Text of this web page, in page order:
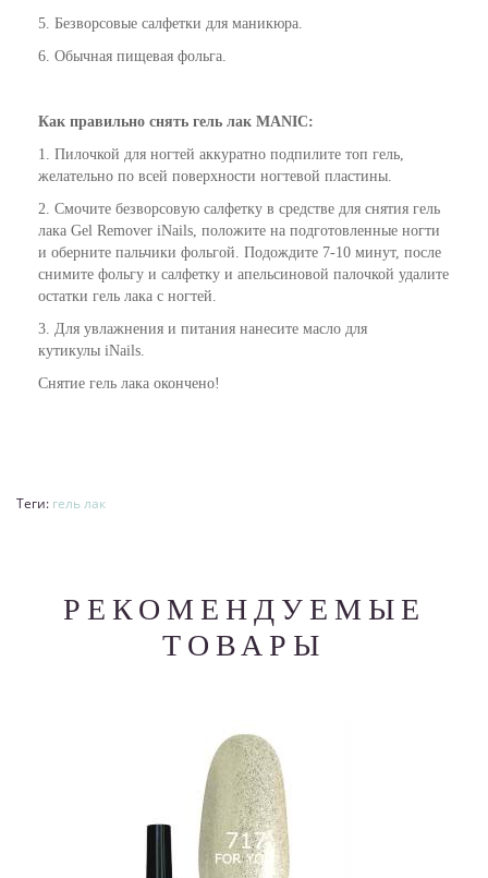
5. Безворсовые салфетки для маникюра.
6. Обычная пищевая фольга.
Как правильно снять гель лак MANIC:
1. Пилочкой для ногтей аккуратно подпилите топ гель,
желательно по всей поверхности ногтевой пластины.
2. Смочите безворсовую салфетку в средстве для снятия гель
лака Gel Remover iNails, положите на подготовленные ногти
и оберните пальчики фольгой. Подождите 7-10 минут, после
снимите фольгу и салфетку и апельсиновой палочкой удалите
остатки гель лака с ногтей.
3. Для увлажнения и питания нанесите масло для
кутикулы iNails.
Снятие гель лака окончено!
Теги: гель лак
РЕКОМЕНДУЕМЫЕ
ТОВАРЫ